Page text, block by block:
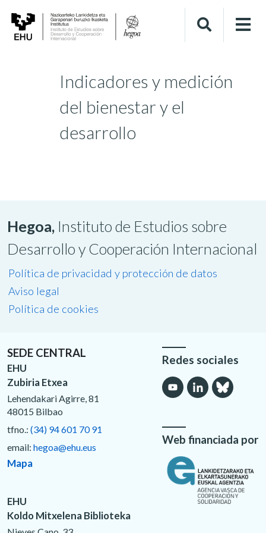
Indicadores y medición
del bienestar y el
desarrollo
Hegoa, Instituto de Estudios sobre
Desarrollo y Cooperación Internacional
Política de privacidad y protección de datos
Aviso legal
Política de cookies
SEDE CENTRAL
EHU
Zubiria Etxea
Lehendakari Agirre, 81
48015 Bilbao
tfno.: (34) 94 601 70 91
email: hegoa@ehu.eus
Mapa
EHU
Koldo Mitxelena Biblioteka
Redes sociales
Web financiada por